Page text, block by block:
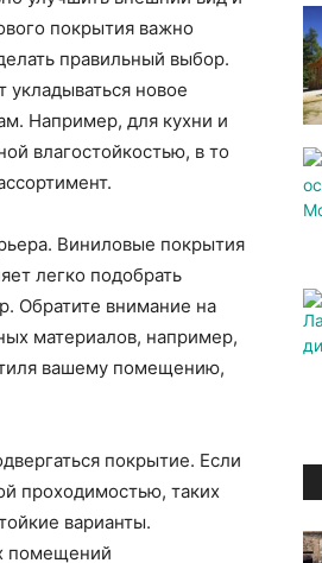
покрытия важно
правильный выбор.
новое
Например, для кухни и
влагостойкостью, в то
Виниловые покрытия
легко подобрать
Обратите внимание на
материалов, например,
вашему помещению,
покрытие. Если
проходимостью, таких
варианты.
помещений